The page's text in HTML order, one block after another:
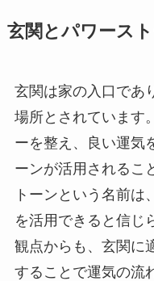
玄関とパワース
玄関は家の入口であ
場所とされています
ーを整え、良い運気
ーンが活用されるこ
トーンという名前は
を活用できると信じ
観点からも、玄関に
することで運気の流